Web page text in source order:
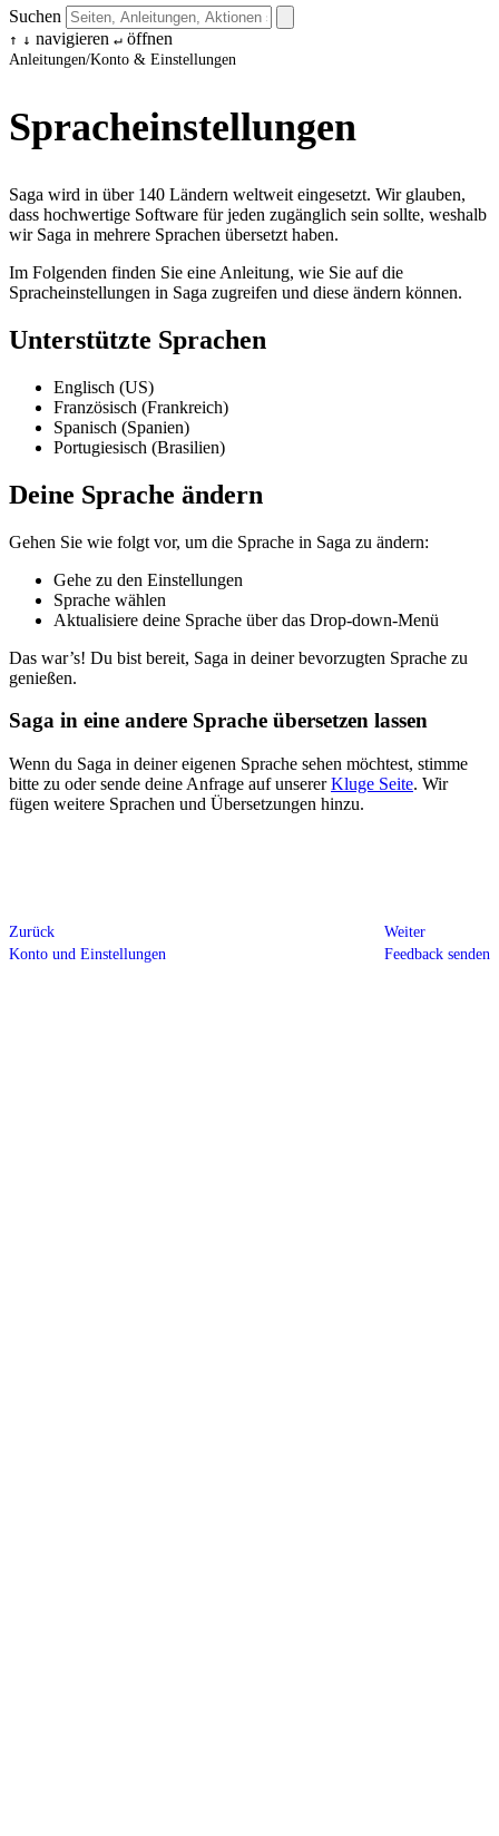
Suchen
↑ ↓ navigieren ↵ öffnen
Anleitungen/Konto & Einstellungen
Spracheinstellungen
Saga wird in über 140 Ländern weltweit eingesetzt. Wir glauben,
dass hochwertige Software für jeden zugänglich sein sollte, weshalb
wir Saga in mehrere Sprachen übersetzt haben.
Im Folgenden finden Sie eine Anleitung, wie Sie auf die
Spracheinstellungen in Saga zugreifen und diese ändern können.
Unterstützte Sprachen
Englisch (US)
Französisch (Frankreich)
Spanisch (Spanien)
Portugiesisch (Brasilien)
Deine Sprache ändern
Gehen Sie wie folgt vor, um die Sprache in Saga zu ändern:
Gehe zu den Einstellungen
Sprache wählen
Aktualisiere deine Sprache über das Drop-down-Menü
Das war’s! Du bist bereit, Saga in deiner bevorzugten Sprache zu
genießen.
Saga in eine andere Sprache übersetzen lassen
Wenn du Saga in deiner eigenen Sprache sehen möchtest, stimme
bitte zu oder sende deine Anfrage auf unsererKluge Seite. Wir
fügen weitere Sprachen und Übersetzungen hinzu.
Zurück
Konto und Einstellungen
Weiter
Feedback senden